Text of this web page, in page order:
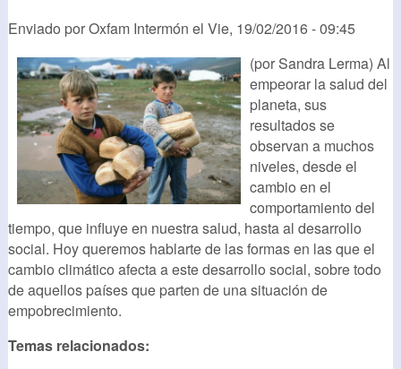
Enviado porOxfam Intermón el Vie, 19/02/2016 - 09:45
(por Sandra Lerma) Al
empeorar la salud del
planeta, sus
resultados se
observan a muchos
niveles, desde el
cambio en el
comportamiento del
tiempo, que influye en nuestra salud, hasta al desarrollo
social. Hoy queremos hablarte de las formas en las que el
cambio climático afecta a este desarrollo social, sobre todo
de aquellos países que parten de una situación de
empobrecimiento.
Temas relacionados: